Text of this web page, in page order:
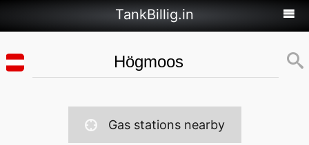
TankBillig.in
Gas stations nearby